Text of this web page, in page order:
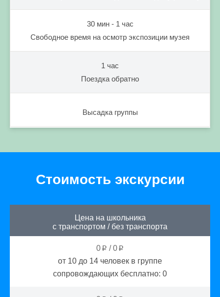
30 мин - 1 час
Свободное время на осмотр экспозиции музея
1 час
Поездка обратно
Высадка группы
Стоимость экскурсии
Цена на школьника
с транспортом / без транспорта
0 p /0 p
от 10 до 14 человек в группе
сопровождающих бесплатно: 0